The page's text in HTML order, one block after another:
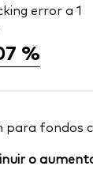
error a 1
%
para fondos
o